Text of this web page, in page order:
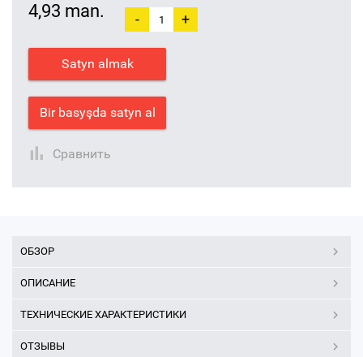
4,93 man. - +
Satyn almak
Bir basyşda satyn al
Сравнить
ОБЗОР
ОПИСАНИЕ
ТЕХНИЧЕСКИЕ ХАРАКТЕРИСТИКИ
ОТЗЫВЫ